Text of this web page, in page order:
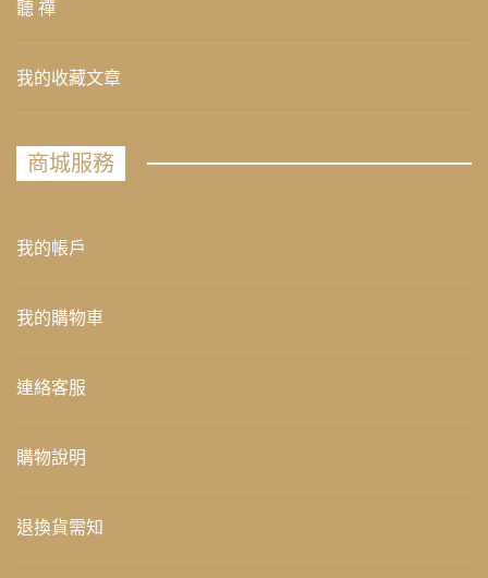
聽 禪
我的收藏文章
商城服務
我的帳戶
我的購物車
連絡客服
購物說明
退換貨需知